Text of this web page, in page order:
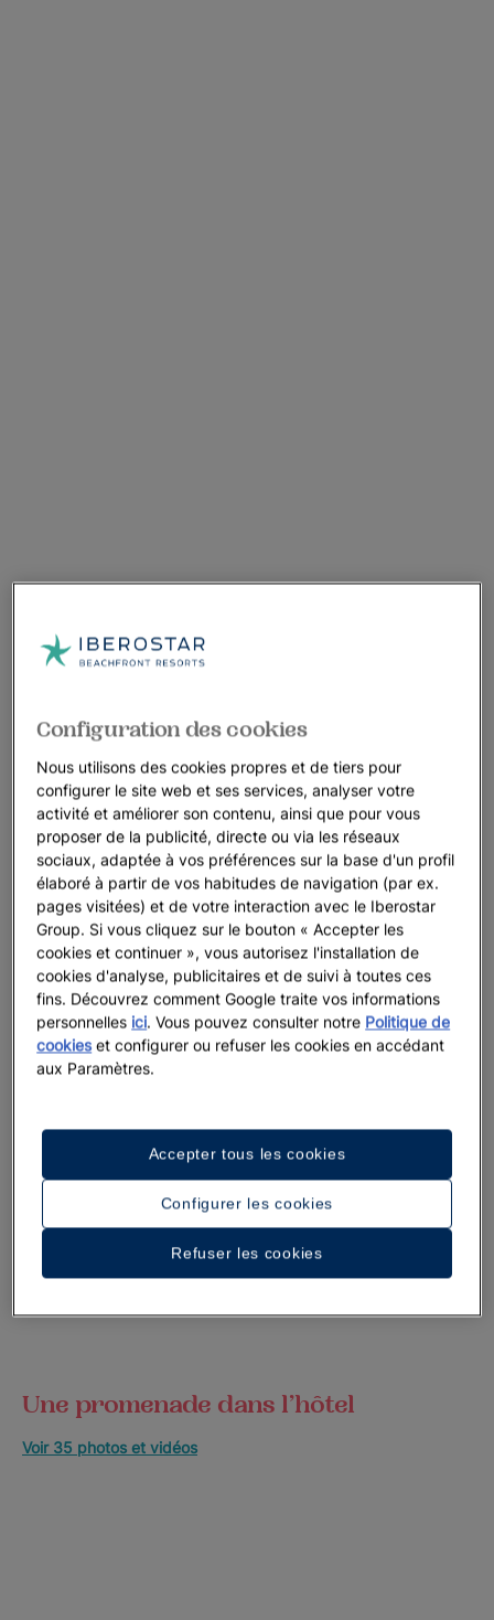
Une promenade dans l’hôtel
Voir 35 photos et vidéos
Configuration des cookies
Nous utilisons des cookies propres et de tiers pour
configurer le site web et ses services, analyser votre
activité et améliorer son contenu, ainsi que pour vous
proposer de la publicité, directe ou via les réseaux
sociaux, adaptée à vos préférences sur la base d'un profil
élaboré à partir de vos habitudes de navigation (par ex.
pages visitées) et de votre interaction avec le Iberostar
Group. Si vous cliquez sur le bouton « Accepter les
cookies et continuer », vous autorisez l'installation de
cookies d'analyse, publicitaires et de suivi à toutes ces
fins. Découvrez comment Google traite vos informations
personnelles ici. Vous pouvez consulter notre Politique de
cookies et configurer ou refuser les cookies en accédant
aux Paramètres.
Configurer les cookies
Refuser les cookies
Accepter tous les cookies